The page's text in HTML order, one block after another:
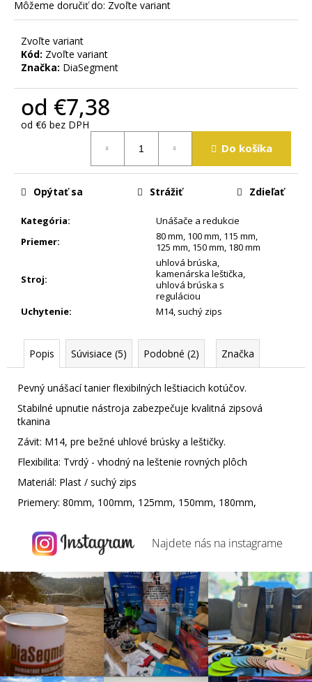
Môžeme doručiť do: Zvoľte variant
Zvoľte variant
Kód: Zvoľte variant
Značka: DiaSegment
od €7,38
od €6 bez DPH
Do košíka
Kategória:
Unášače a redukcie
Priemer: 80 mm 100 mm 115 mm
125 mm 150 mm 180 mm
Stroj:
uhlová brúska
kamenárska leštička
uhlová brúska s
reguláciou
Uchytenie: M14, suchý zips
Opýtať sa Strážiť Zdieľať
Popis Súvisiace (5) Podobné (2) Značka
Pevný unášací tanier flexibilných leštiacich kotúčov.
Stabilné upnutie nástroja zabezpečuje kvalitná zipsová
tkanina
Závit: M14, pre bežné uhlové brúsky a leštičky.
Flexibilita: Tvrdý - vhodný na leštenie rovných plôch
Materiál: Plast / suchý zips
Priemery: 80mm, 100mm, 125mm, 150mm, 180mm,
m
e
Najdete nás na instagrame